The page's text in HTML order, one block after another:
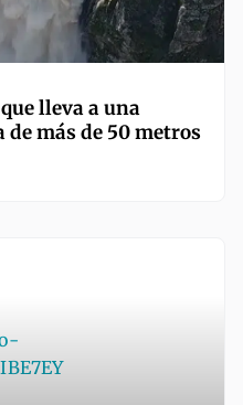
lleva a una
más de 50 metros